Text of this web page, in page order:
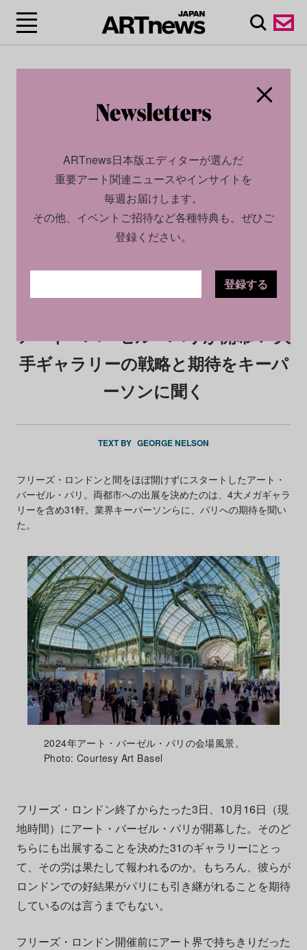
2024.10.17
アート・バーゼル・パリが開幕！ 大
手ギャラリーの戦略と期待をキーパ
ーソンに聞く
TEXT BY GEORGE NELSON
フリーズ・ロンドンと間をほぼ開けずにスタートしたアート・
バーゼル・パリ。両都市への出展を決めたのは、4大メガギャラ
リーを含め31軒。業界キーパーソンらに、パリへの期待を聞い
た。
2024年アート・バーゼル・パリの会場風景。
Photo: Courtesy Art Basel
フリーズ・ロンドン終了からたった3日、10月16日（現
地時間）にアート・バーゼル・パリが開幕した。そのど
ちらにも出展することを決めた31のギャラリーにとっ
て、その労は果たして報われるのか。もちろん、彼らが
ロンドンでの好結果がパリにも引き継がれることを期待
しているのは言うまでもない。
フリーズ・ロンドン開催前にアート界で持ちきりだった
ARTnews日本版エディターが選んだ
重要アート関連ニュースやインサイトを
毎週お届けします。
その他、イベントご招待など各種特典も。ぜひご
登録ください。
登録する